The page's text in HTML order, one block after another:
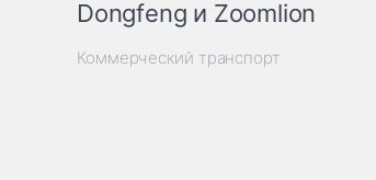
Dongfeng и Zoomlion
Коммерческий транспорт